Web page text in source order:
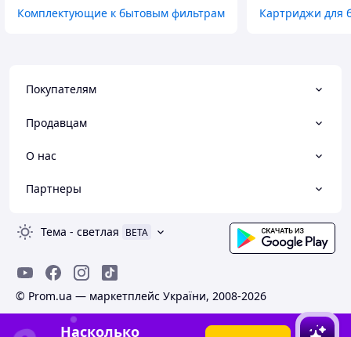
Комплектующие к бытовым фильтрам Картриджи для
Покупателям
Продавцам
О нас
Партнеры
Тема - светлая BETA
© Prom.ua — маркетплейс України, 2008-2026
Насколько